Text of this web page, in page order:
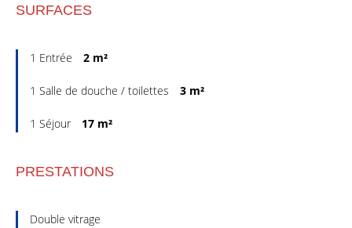
SURFACES
1 Entrée 2 m²
1 Salle de douche / toilettes 3 m²
1 Séjour 17 m²
PRESTATIONS
Double vitrage